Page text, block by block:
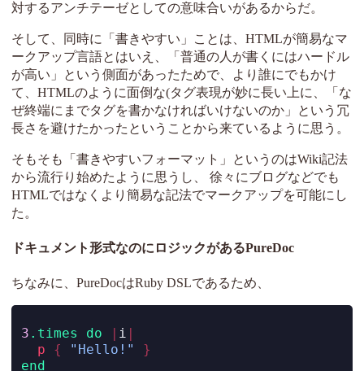
対するアンチテーゼとしての意味合いがあるからだ。
そして、同時に「書きやすい」ことは、HTMLが簡易なマ
ークアップ言語とはいえ、「普通の人が書くにはハードル
が高い」という側面があったためで、より誰にでもかけ
て、HTMLのように面倒な(タグ表現が妙に長い上に、「な
ぜ終端にまでタグを書かなければいけないのか」という冗
長さを避けたかったということから来ているように思う。
そもそも「書きやすいフォーマット」というのはWiki記法
から流行り始めたように思うし、 徐々にブログなどでも
HTMLではなくより簡易な記法でマークアップを可能にし
た。
ドキュメント形式なのにロジックがあるPureDoc
ちなみに、PureDocはRuby DSLであるため、
3 .times do | i |
p
{ "Hello!"
}
end